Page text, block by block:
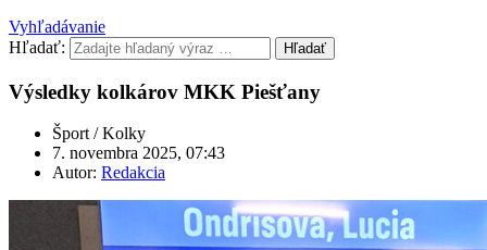
Vyhľadávanie
Hľadať:
Hľadať
Výsledky kolkárov MKK Piešťany
Šport / Kolky
7. novembra 2025, 07:43
Autor: Redakcia